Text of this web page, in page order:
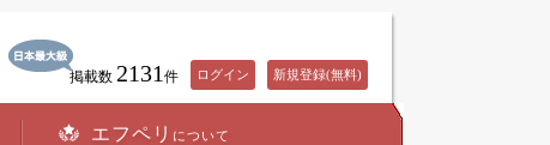
掲載数 2131 件 ログイン 新規登録(無料)
エフペリ について